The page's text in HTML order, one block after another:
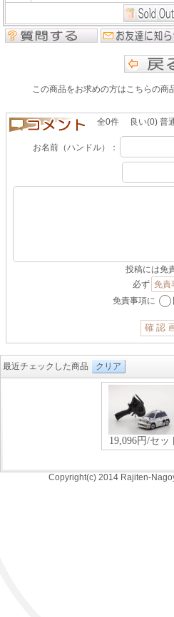
この商品をお求めの方はこちらの商
全0件 良い(0) 普
お名前（ハンドル）：
投稿には免
必ず 免責
免責事項に
最近チェックした商品 クリア
Copyright(c) 2014 Rajiten-